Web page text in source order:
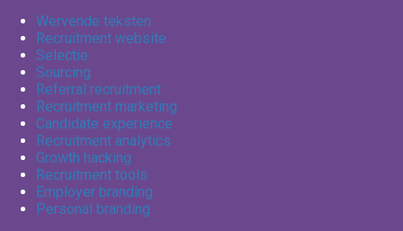
Wervende teksten
Recruitment website
Selectie
Sourcing
Referral recruitment
Recruitment marketing
Candidate experience
Recruitment analytics
Growth hacking
Recruitment tools
Employer branding
Personal branding